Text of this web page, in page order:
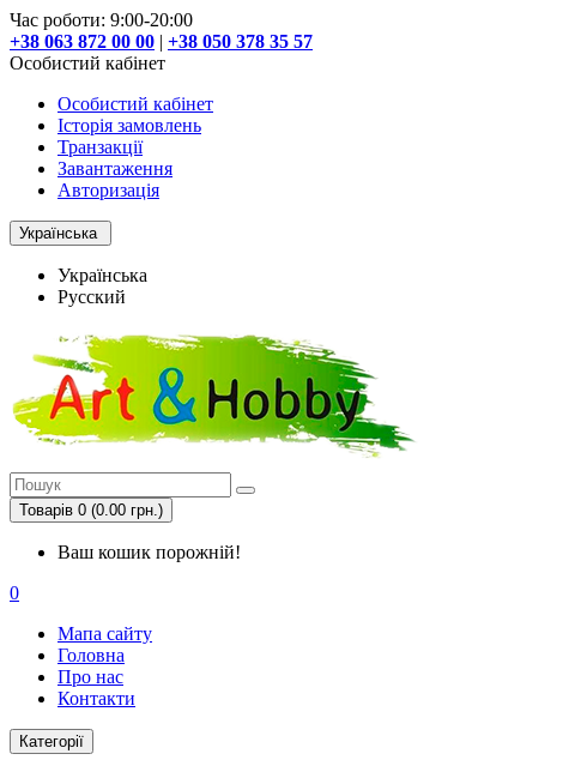
Час роботи: 9:00-20:00
+38 063 872 00 00 | +38 050 378 35 57
Особистий кабінет
Особистий кабінет
Історія замовлень
Транзакції
Завантаження
Авторизація
Українська
Українська
Русский
Товарів 0 (0.00 грн.)
Ваш кошик порожній!
0
Мапа сайту
Головна
Про нас
Контакти
Категорії